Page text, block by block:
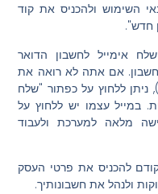
ולהכניס את קוד
אימייל לחשבון הדואר
אם אתה לא רואה את
ללחוץ על כפתור "שלח
עצמו יש ללחוץ על
מלאה למערכת ולעבוד
להכניס את פרטי העסק
ולנהל את חשבונותיך.